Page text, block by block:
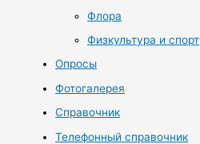
Флора
Физкультура и спорт
Опросы
Фотогалерея
Справочник
Телефонный справочник